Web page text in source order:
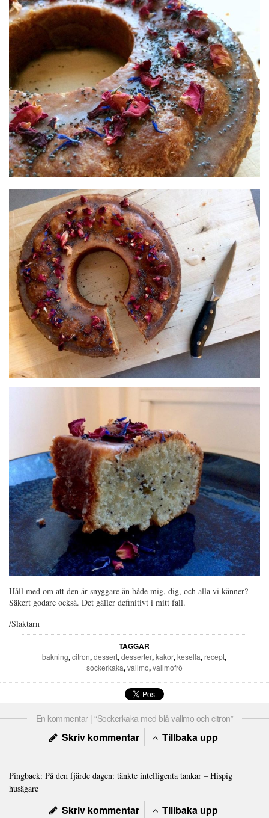
Håll med om att den är snyggare än både mig, dig, och alla vi känner?
Säkert godare också. Det gäller definitivt i mitt fall.
/Slaktarn
TAGGAR
bakning,citron,dessert,desserter,kakor,kesella,recept,
sockerkaka,vallmo,vallmofrö
En kommentar | “Sockerkaka med blå vallmo och citron”
Skriv kommentar Tillbaka upp
Pingback: På den fjärde dagen: tänkte intelligenta tankar – Hispig
husägare
Skriv kommentar Tillbaka upp